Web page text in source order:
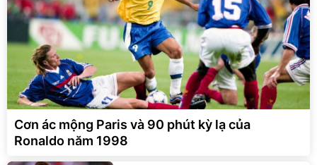
Cơn ác mộng Paris và 90 phút kỳ lạ của
Ronaldo năm 1998